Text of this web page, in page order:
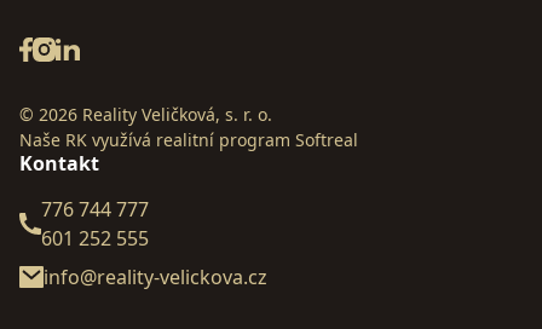
© 2026 Reality Veličková, s. r. o.
Naše RK využívá realitní program Softreal
Kontakt
776 744 777
601 252 555
info@reality-velickova.cz